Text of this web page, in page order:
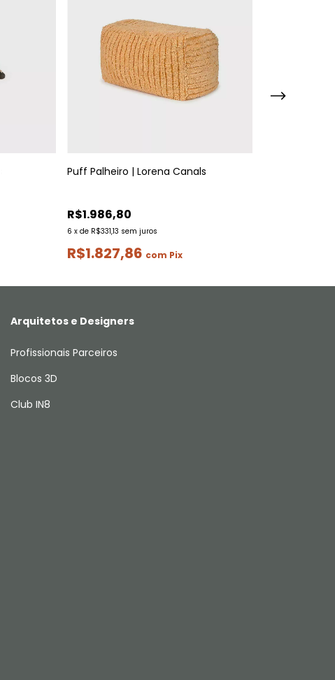
Puff Palheiro | Lorena Canals
R$1.986,80
6 x de R$331,13 sem juros
R$1.827,86 com Pix
Arquitetos e Designers
Profissionais Parceiros
Blocos 3D
Club IN8